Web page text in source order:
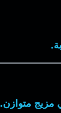
مزيج متوازن.